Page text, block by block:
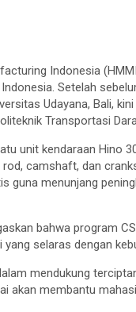
Indonesia
Setelah
Udayana, Bali,
Transportasi
unit kendaraan Hino
camshaft, dan
guna menunjang
bahwa program
selaras dengan
mendukung
akan membantu